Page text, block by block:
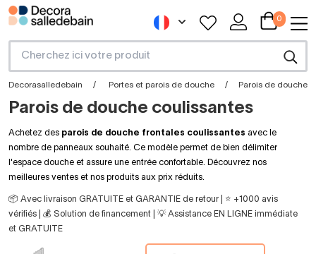
0
Decorasalledebain Portes et parois de douche Parois de douche
Parois de douche coulissantes
Achetez des parois de douche frontales coulissantes avec le
nombre de panneaux souhaité. Ce modèle permet de bien délimiter
l'espace douche et assure une entrée confortable. Découvrez nos
meilleures ventes et nos produits aux prix réduits.
📦 Avec livraison GRATUITE et GARANTIE de retour | ⭐ +1000 avis
vérifiés | 💰 Solution de financement | 💡 Assistance EN LIGNE immédiate
et GRATUITE